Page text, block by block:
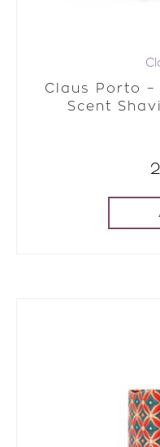
Claus Porto –
Scent